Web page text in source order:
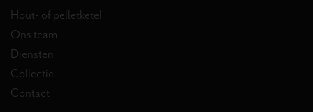
Hout- of pelletketel
Ons team
Diensten
Collectie
Contact